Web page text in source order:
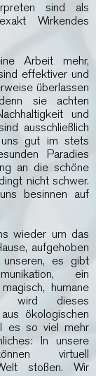
sind als
Wirkendes
Arbeit mehr,
effektiver und
überlassen
sie achten
und
ausschließlich
gut im stets
Paradies
an die schöne
nicht schwer.
besinnen auf
wieder um das
aufgehoben
es gibt
ein
humane
wird dieses
ökologischen
es so viel mehr
In unsere
virtuell
stoßen. Wir